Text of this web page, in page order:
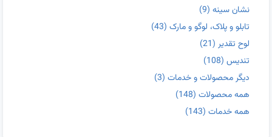
نشان سینه (9)
تابلو و پلاک، لوگو و مارک (43)
لوح تقدیر (21)
تندیس (108)
دیگر محصولات و خدمات (3)
همه محصولات (148)
همه خدمات (143)